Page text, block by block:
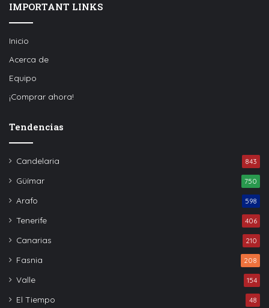
IMPORTANT LINKS
Inicio
Acerca de
Equipo
¡Comprar ahora!
Tendencias
Candelaria 843
Güímar 750
Arafo 598
Tenerife 406
Canarias 210
Fasnia 208
Valle 154
El Tiempo 48